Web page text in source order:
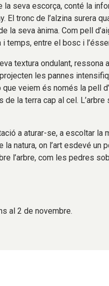
seva escorça, conté la
El tronc de l’alzina surera
la seva ànima. Com pell
temps, entre el bosc i
textura ondulant, ressona
les pannes
veiem és només la pell
de la terra cap al cel.
a aturar-se, a escoltar la
la natura, on l’art esdevé
l’arbre, com les pedres
al 2 de novembre.